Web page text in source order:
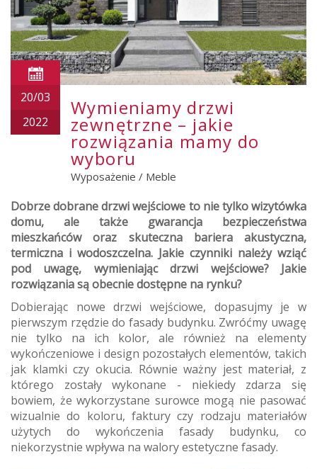
20/03
2022
Wymieniamy drzwi
zewnętrzne – jakie
rozwiązania mamy do
wyboru
Wyposażenie / Meble
Dobrze dobrane drzwi wejściowe to nie tylko wizytówka
domu, ale także gwarancja bezpieczeństwa
mieszkańców oraz skuteczna bariera akustyczna,
termiczna i wodoszczelna. Jakie czynniki należy wziąć
pod uwagę, wymieniając drzwi wejściowe? Jakie
rozwiązania są obecnie dostępne na rynku?
Dobierając nowe drzwi wejściowe, dopasujmy je w
pierwszym rzędzie do fasady budynku. Zwróćmy uwagę
nie tylko na ich kolor, ale również na elementy
wykończeniowe i design pozostałych elementów, takich
jak klamki czy okucia. Równie ważny jest materiał, z
którego zostały wykonane - niekiedy zdarza się
bowiem, że wykorzystane surowce mogą nie pasować
wizualnie do koloru, faktury czy rodzaju materiałów
użytych do wykończenia fasady budynku, co
niekorzystnie wpływa na walory estetyczne fasady.